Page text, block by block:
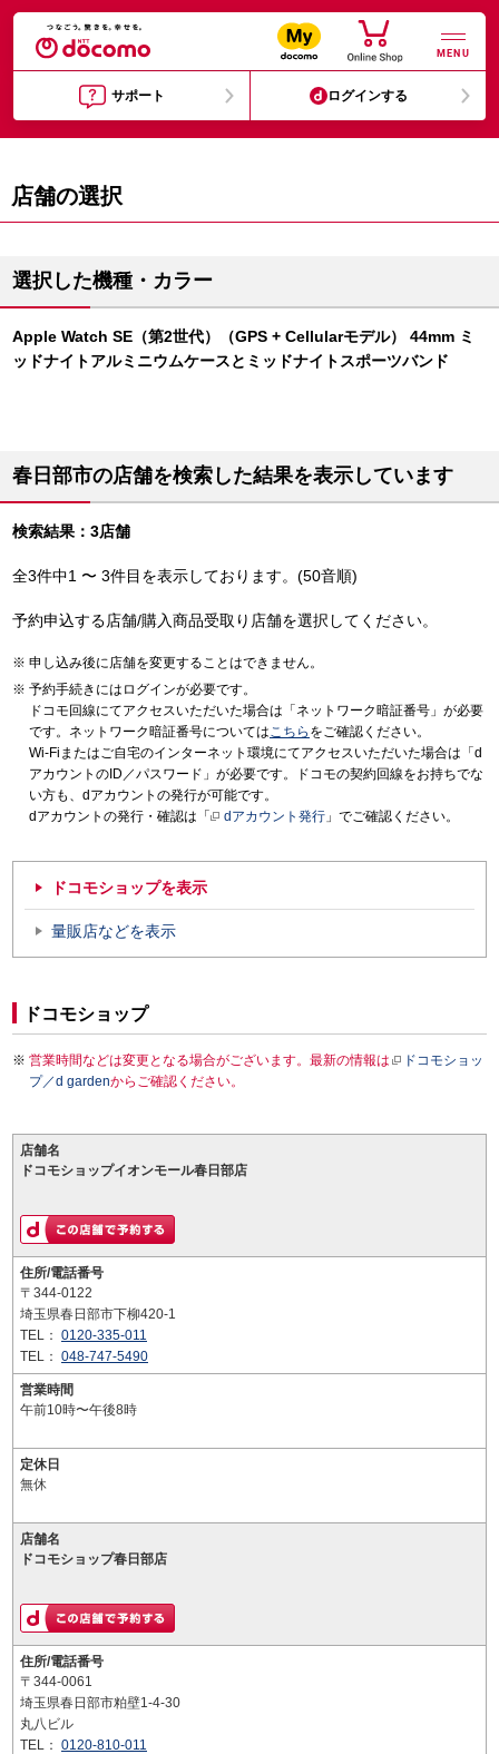
MENU
サポート ログインする
店舗の選択
選択した機種・カラー
Apple Watch SE（第2世代）（GPS + Cellularモデル） 44mm ミ
ッドナイトアルミニウムケースとミッドナイトスポーツバンド
春日部市の店舗を検索した結果を表示しています
検索結果：3店舗
全3件中1 〜 3件目を表示しております。(50音順)
予約申込する店舗/購入商品受取り店舗を選択してください。
申し込み後に店舗を変更することはできません。
予約手続きにはログインが必要です。
ドコモ回線にてアクセスいただいた場合は「ネットワーク暗証番号」が必要
です。ネットワーク暗証番号についてはこちら をご確認ください。
Wi-Fiまたはご自宅のインターネット環境にてアクセスいただいた場合は「d
アカウントのID／パスワード」が必要です。ドコモの契約回線をお持ちでな
い方も、dアカウントの発行が可能です。
dアカウントの発行・確認は「
dアカウント発行 」でご確認ください。
ドコモショップを表示
量販店などを表示
ドコモショップ
営業時間などは変更となる場合がございます。最新の情報は
ドコモショッ
プ／d gardenからご確認ください。
店舗名
ドコモショップイオンモール春日部店
住所/電話番号
〒344-0122
埼玉県春日部市下柳420-1
TEL： 0120-335-011
TEL： 048-747-5490
営業時間
午前10時〜午後8時
定休日
無休
店舗名
ドコモショップ春日部店
住所/電話番号
〒344-0061
埼玉県春日部市粕壁1-4-30
丸八ビル
TEL： 0120-810-011